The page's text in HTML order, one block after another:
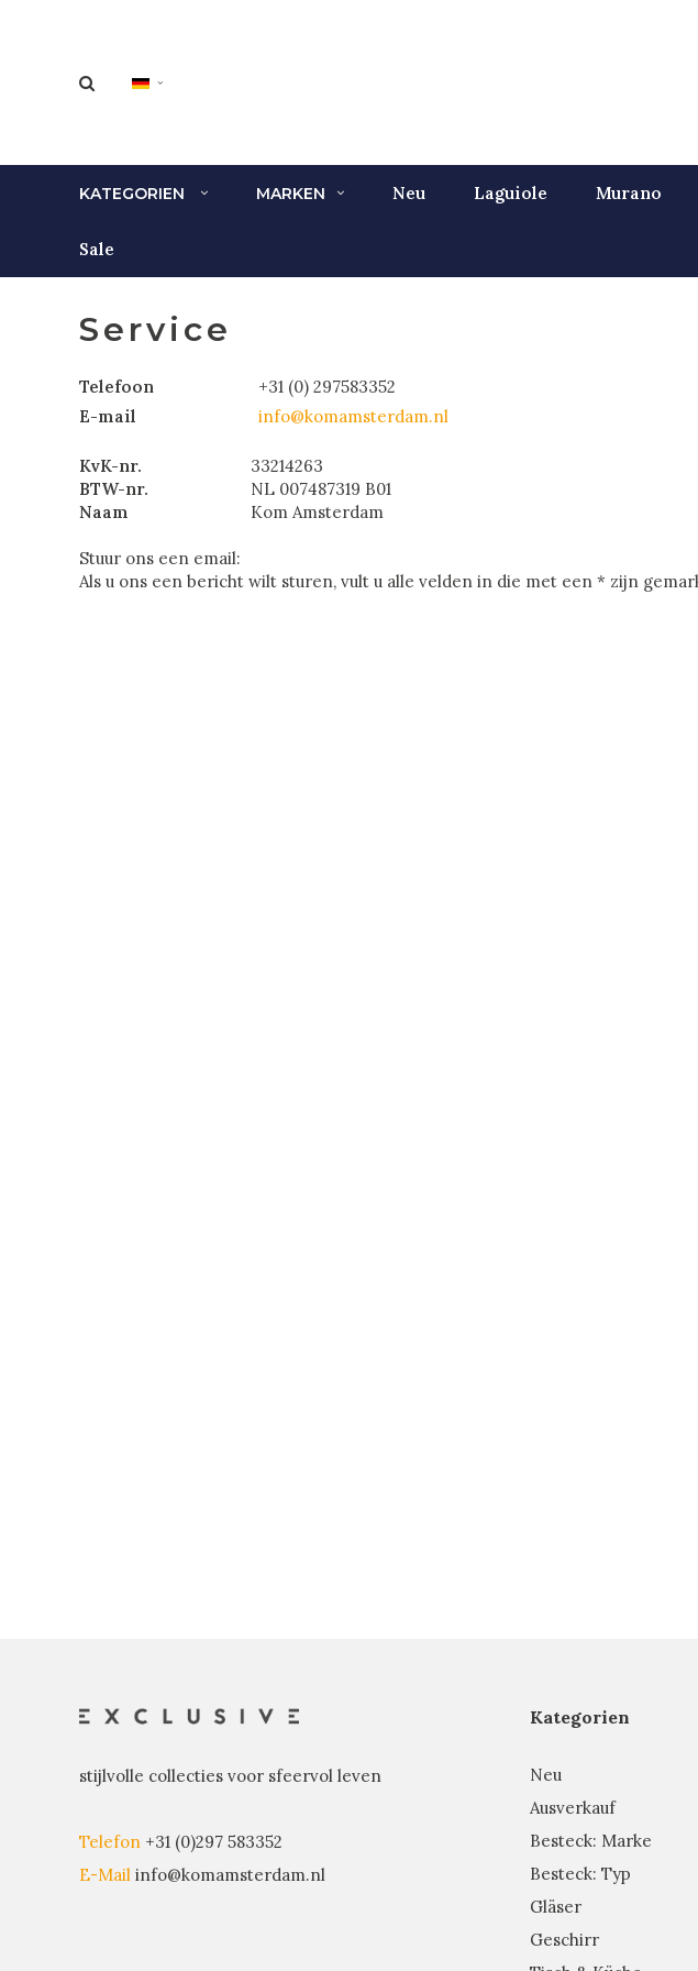
KATEGORIEN MARKEN Neu Laguiole Murano
Sale
Service
Telefoon
+31 (0) 297583352
E-mail
info@komamsterdam.nl
KvK-nr.
33214263
BTW-nr.
NL 007487319 B01
Naam
Kom Amsterdam
Stuur ons een email:
Als u ons een bericht wilt sturen, vult u alle velden in die met een * zijn
stijlvolle collecties voor sfeervol leven
Telefon +31 (0)297 583352
E-Mail info@komamsterdam.nl
Kategorien
Neu
Ausverkauf
Besteck: Marke
Besteck: Typ
Gläser
Geschirr